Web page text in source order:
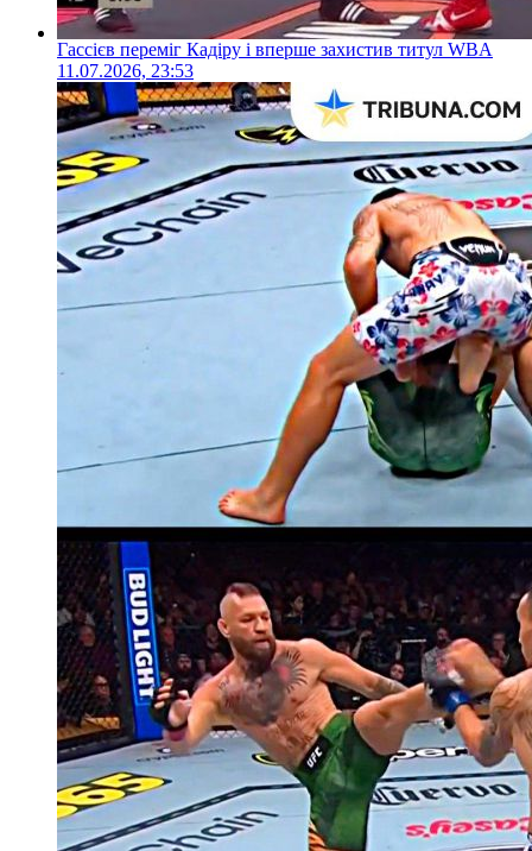
Гассієв переміг Кадіру і вперше захистив титул WBA
11.07.2026, 23:53